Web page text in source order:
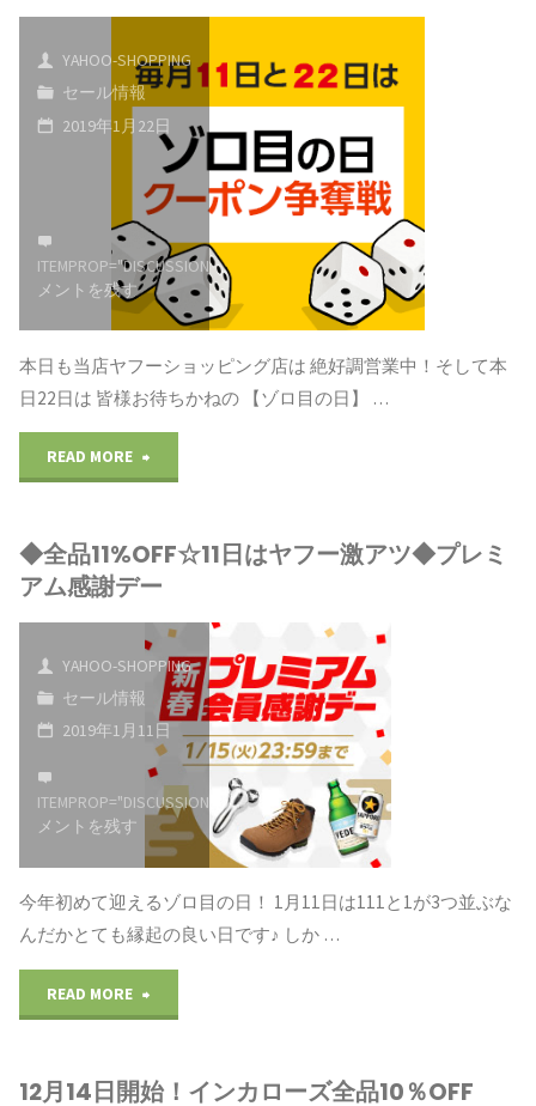
で
す
♪cow（牛）
cow（牛）
と
買
う
買
か
て
い
る
モ
ー
凄
イ
グ
イ
ベ
ン
ト
【5
の
つ
く
ー
ズ
セ
ー
ル！
明
日
14
日
で！"
YAHOO-SHOPPING
セール情報
2019年1月22日
ITEMPROP="DISCUSSIONURL"
メントを残す
本日も当店ヤフーショッピング店は 絶好調営業中！そして本
日22日は 皆様お待ちかねの 【ゾロ目の日】 …
READ MORE
22
は
ゾ
ロ
目
の
日"
◆全品11%OFF☆11日はヤフー激アツ◆プレミ
アム感謝デー
YAHOO-SHOPPING
セール情報
2019年1月11日
ITEMPROP="DISCUSSIONURL"コ
メントを残す
今年初めて迎えるゾロ目の日！ 1月11日は111と1が3つ並ぶな
んだかとても縁起の良い日です♪ しか …
READ MORE
品
12月14日開始！インカローズ全品10％OFF